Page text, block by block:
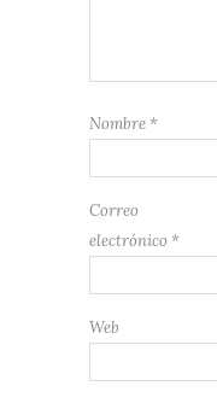
Nombre *
Correo
electrónico *
Web